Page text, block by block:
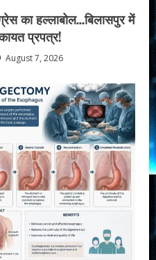
का हल्लाबोल…बिलासपुर में
प्रपत्र!
August 7, 2026